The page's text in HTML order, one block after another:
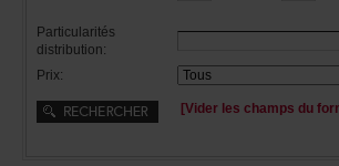
Particularités
distribution:
Prix: